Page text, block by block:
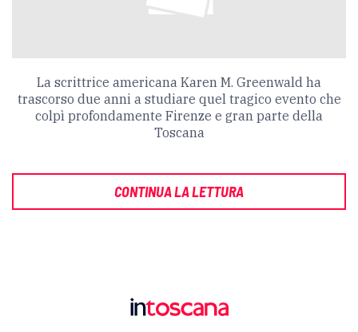
La scrittrice americana Karen M. Greenwald ha
trascorso due anni a studiare quel tragico evento che
colpì profondamente Firenze e gran parte della
Toscana
CONTINUA LA LETTURA